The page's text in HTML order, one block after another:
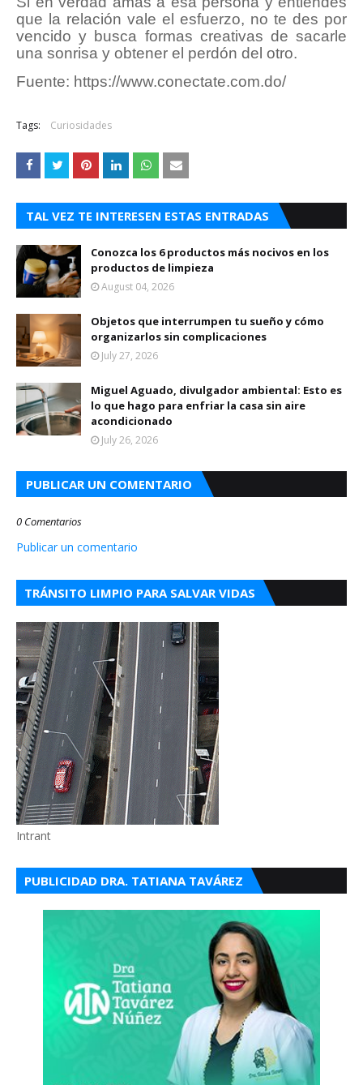
que la relación vale el esfuerzo, no te des por
vencido y busca formas creativas de sacarle
una sonrisa y obtener el perdón del otro.
Fuente: https://www.conectate.com.do/
Tags: Curiosidades
TAL VEZ TE INTERESEN ESTAS ENTRADAS
Conozca los 6 productos más nocivos en los
productos de limpieza
August 04, 2026
Objetos que interrumpen tu sueño y cómo
organizarlos sin complicaciones
July 27, 2026
Miguel Aguado, divulgador ambiental: Esto es
lo que hago para enfriar la casa sin aire
acondicionado
July 26, 2026
PUBLICAR UN COMENTARIO
0 Comentarios
Publicar un comentario
TRÁNSITO LIMPIO PARA SALVAR VIDAS
Intrant
PUBLICIDAD DRA. TATIANA TAVÁREZ